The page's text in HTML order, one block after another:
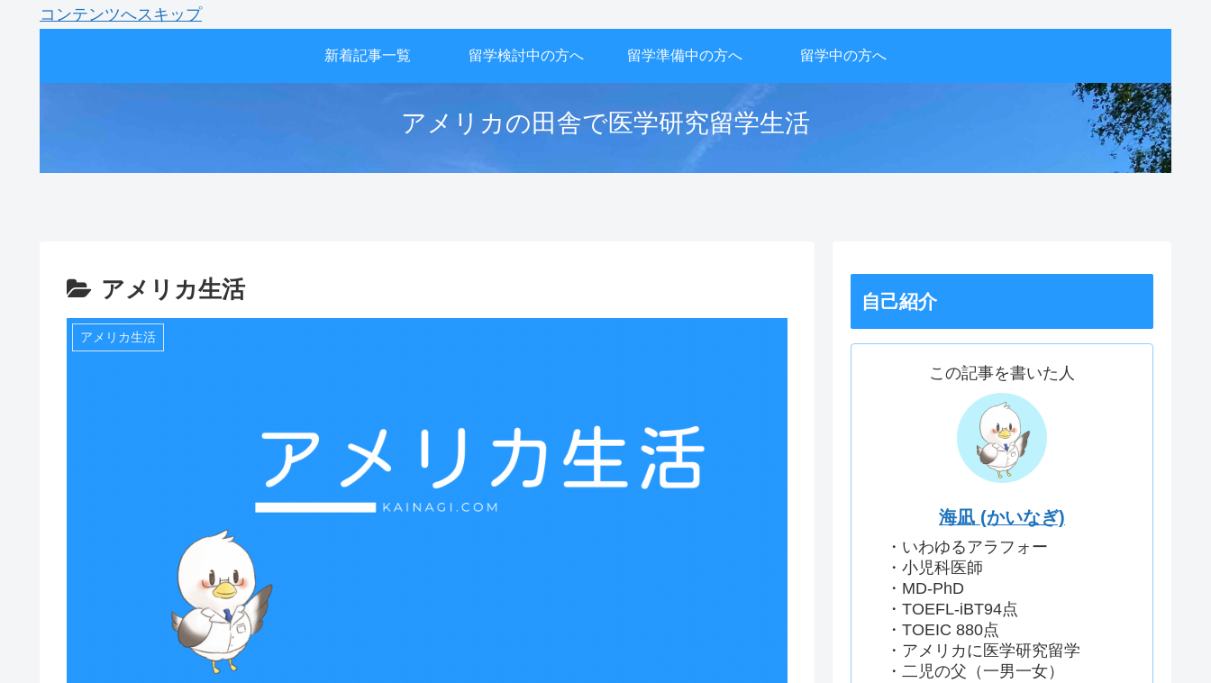
コンテンツへスキップ
アメリカの田舎で医学研究留学生活
新着記事一覧 留学検討中の方へ 留学準備中の方へ 留学中の方へ
アメリカ生活
アメリカ生活
自己紹介
この記事を書いた人
海凪 (かいなぎ)
・いわゆるアラフォー
・小児科医師
・MD-PhD
・TOEFL-iBT94点
・TOEIC 880点
・アメリカに医学研究留学
・二児の父（一男一女）